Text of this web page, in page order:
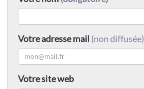
Votre adresse mail (non diffusée)
Votre site web